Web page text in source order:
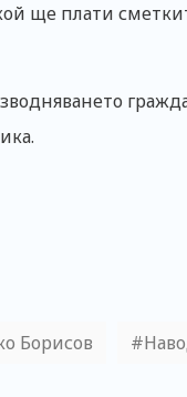
ще плати
Борисов